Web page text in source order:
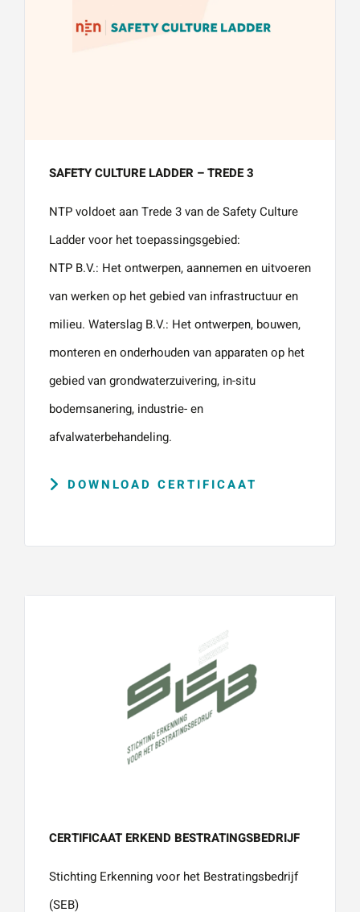
SAFETY CULTURE LADDER – TREDE 3
NTP voldoet aan Trede 3 van de Safety Culture
Ladder voor het toepassingsgebied:
NTP B.V.: Het ontwerpen, aannemen en uitvoeren
van werken op het gebied van infrastructuur en
milieu. Waterslag B.V.: Het ontwerpen, bouwen,
monteren en onderhouden van apparaten op het
gebied van grondwaterzuivering, in-situ
bodemsanering, industrie- en
afvalwaterbehandeling.
DOWNLOAD CERTIFICAAT
CERTIFICAAT ERKEND BESTRATINGSBEDRIJF
Stichting Erkenning voor het Bestratingsbedrijf
(SEB)